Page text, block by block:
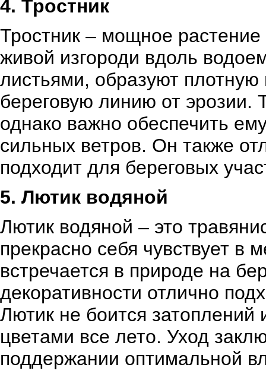
4. Тростник
Тростник – мощное
живой изгороди вдоль
листьями, образуют плотную
береговую линию от эрозии.
однако важно обеспечить
сильных ветров. Он также
подходит для береговых
5. Лютик водяной
Лютик водяной – это
прекрасно себя чувствует в
встречается в природе на
декоративности отлично
Лютик не боится
цветами все лето. Уход
поддержании оптимальной